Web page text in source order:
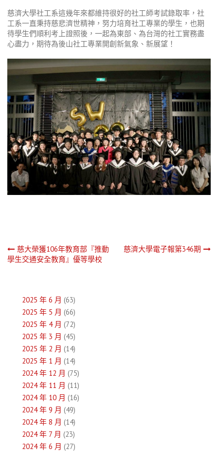
慈濟大學社工系這幾年來都維持很好的社工師考試錄取率，社
工系一直秉持慈悲濟世精神，努力培育社工專業的學生，也期
待學生們順利考上證照後，一起為東部、為台灣的社工實務盡
心盡力，期待為後山社工專業開創新氣象、新展望！
文
覽
慈大榮獲106年教育部『推動
學生交通安全教育』優等學校
慈濟大學電子報第346期
2025 年 6 月 (63)
2025 年 5 月 (66)
2025 年 4 月 (72)
2025 年 3 月 (45)
2025 年 2 月 (14)
2025 年 1 月 (14)
2024 年 12 月 (75)
2024 年 11 月 (11)
2024 年 10 月 (16)
2024 年 9 月 (49)
2024 年 8 月 (14)
2024 年 7 月 (23)
2024 年 6 月 (27)